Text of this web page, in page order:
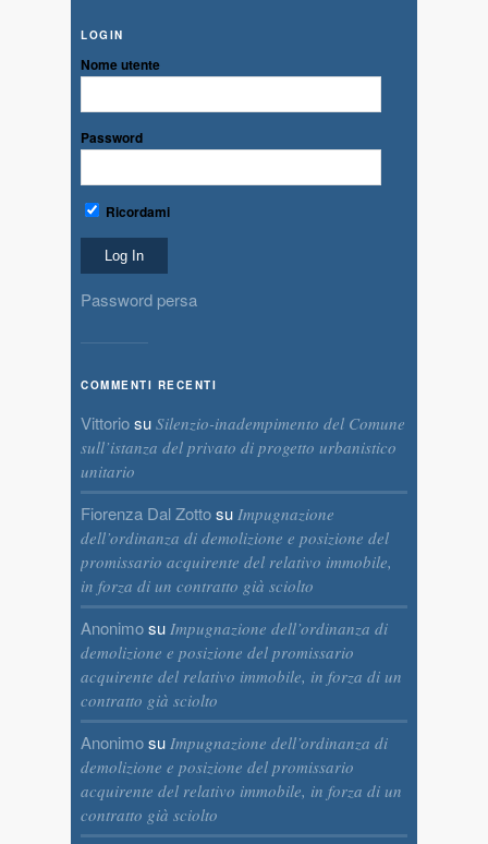
LOGIN
Nome utente
Password
Ricordami
Password persa
COMMENTI RECENTI
Vittoriosu Silenzio-inadempimento del Comune
sull’istanza del privato di progetto urbanistico
unitario
Fiorenza Dal Zottosu Impugnazione
dell’ordinanza di demolizione e posizione del
promissario acquirente del relativo immobile,
in forza di un contratto già sciolto
Anonimosu Impugnazione dell’ordinanza di
demolizione e posizione del promissario
acquirente del relativo immobile, in forza di un
contratto già sciolto
Anonimosu Impugnazione dell’ordinanza di
demolizione e posizione del promissario
acquirente del relativo immobile, in forza di un
contratto già sciolto